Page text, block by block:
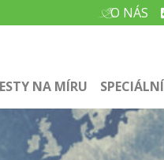
O NÁS
NA MÍRU